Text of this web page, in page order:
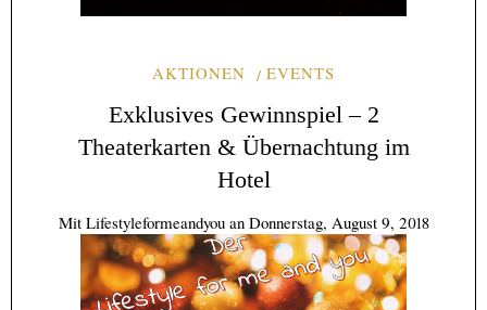
AKTIONEN EVENTS
Exklusives Gewinnspiel – 2
Theaterkarten & Übernachtung im
Hotel
Mit Lifestyleformeandyou an Donnerstag, August 9, 2018